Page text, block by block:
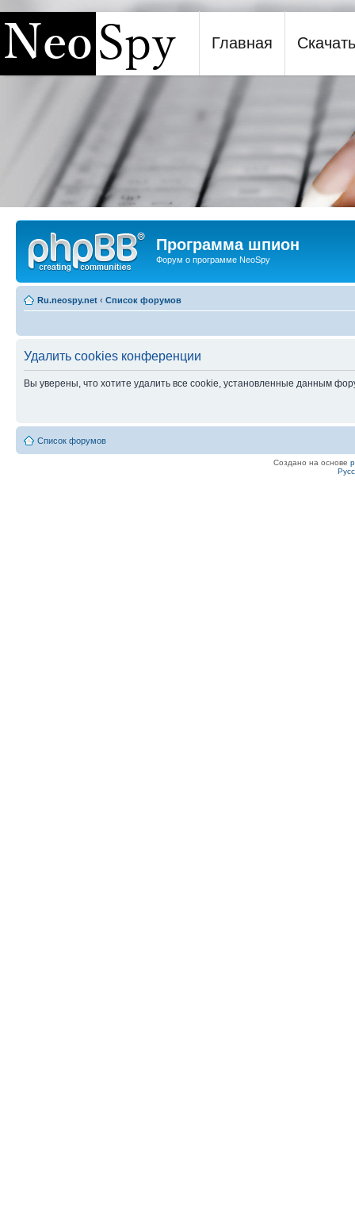
Программа шпион NeoSpy
Главная Скачать
Программа шпион
Форум о программе NeoSpy
Ru.neospy.net ‹ Список форумов
Удалить cookies конференции
Вы уверены, что хотите удалить все cookie, установленные данным
Список форумов
Создано на основе